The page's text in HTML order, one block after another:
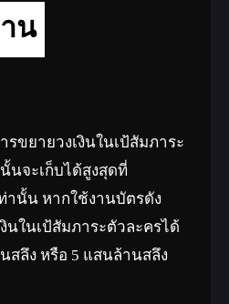
น
ขยายวงเงินในเป้สัมภาระ
นจะเก็บได้สูงสุดที่
ท่านั้น หากใช้งานบัตรดัง
นในเป้สัมภาระตัวละครได้
สลึง หรือ 5 แสนล้านสลึง